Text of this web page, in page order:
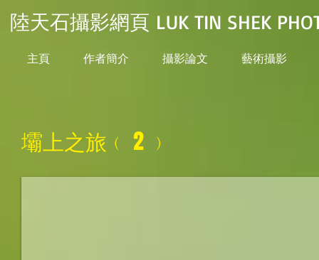
陸天石攝影網頁 LUK TIN SHEK
主頁 作者簡介 攝影論文 藝術攝影
壩上之旅﹙ 2 ﹚